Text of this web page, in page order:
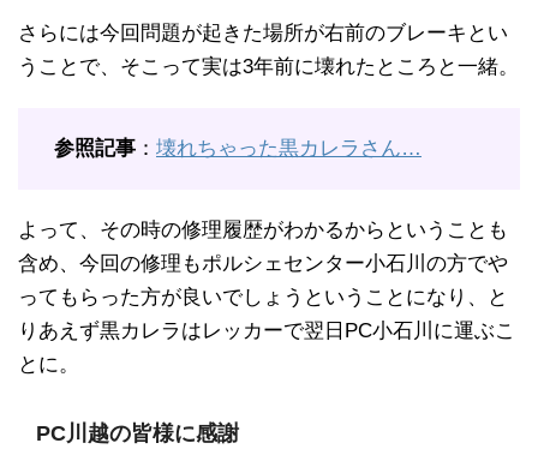
さらには今回問題が起きた場所が右前のブレーキとい
うことで、そこって実は3年前に壊れたところと一緒。
参照記事 ： 壊れちゃった黒カレラさん…
よって、その時の修理履歴がわかるからということも
含め、今回の修理もポルシェセンター小石川の方でや
ってもらった方が良いでしょうということになり、と
りあえず黒カレラはレッカーで翌日PC小石川に運ぶこ
とに。
PC川越の皆様に感謝